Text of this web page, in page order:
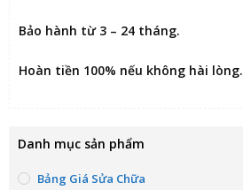
Bảo hành từ 3 – 24 tháng.
Hoàn tiền 100% nếu không hài lòng.
Danh mục sản phẩm
Bảng Giá Sửa Chữa